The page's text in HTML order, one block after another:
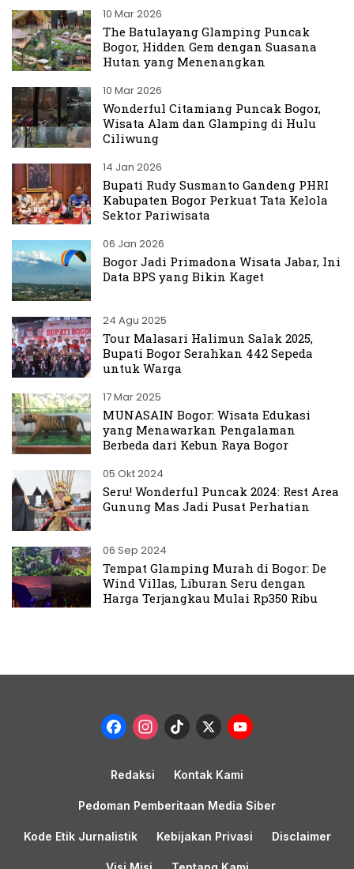
10 Mar 2026
The Batulayang Glamping Puncak
Bogor, Hidden Gem dengan Suasana
Hutan yang Menenangkan
10 Mar 2026
Wonderful Citamiang Puncak Bogor,
Wisata Alam dan Glamping di Hulu
Ciliwung
14 Jan 2026
Bupati Rudy Susmanto Gandeng PHRI
Kabupaten Bogor Perkuat Tata Kelola
Sektor Pariwisata
06 Jan 2026
Bogor Jadi Primadona Wisata Jabar, Ini
Data BPS yang Bikin Kaget
24 Agu 2025
Tour Malasari Halimun Salak 2025,
Bupati Bogor Serahkan 442 Sepeda
untuk Warga
17 Mar 2025
MUNASAIN Bogor: Wisata Edukasi
yang Menawarkan Pengalaman
Berbeda dari Kebun Raya Bogor
05 Okt 2024
Seru! Wonderful Puncak 2024: Rest Area
Gunung Mas Jadi Pusat Perhatian
06 Sep 2024
Tempat Glamping Murah di Bogor: De
Wind Villas, Liburan Seru dengan
Harga Terjangkau Mulai Rp350 Ribu
Facebook
Instagram
TikTok
X
Redaksi Kontak Kami
Pedoman Pemberitaan Media Siber
Kode Etik Jurnalistik Kebijakan Privasi Disclaimer